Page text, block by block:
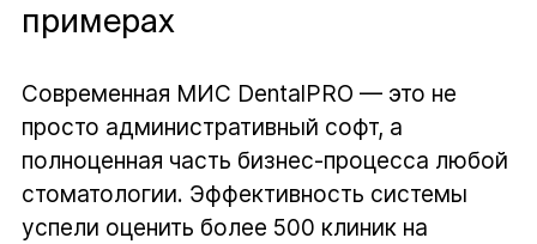
примерах
Современная МИС DentalPRO — это не
просто административный софт, а
полноценная часть бизнес-процесса любой
стоматологии. Эффективность системы
успели оценить более 500 клиник на